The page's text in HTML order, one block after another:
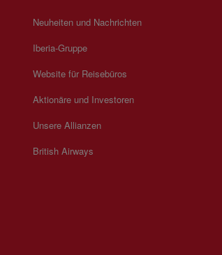
Neuheiten und Nachrichten
Iberia-Gruppe
Website für Reisebüros
Aktionäre und Investoren
Unsere Allianzen
British Airways